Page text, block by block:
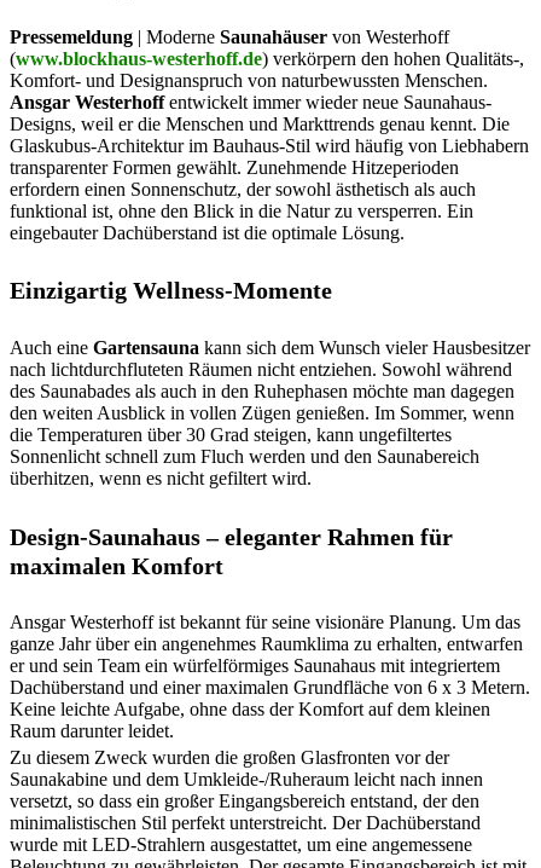
Pressemeldung | Moderne Saunahäuser von Westerhoff
(www.blockhaus-westerhoff.de) verkörpern den hohen Qualitäts-,
Komfort- und Designanspruch von naturbewussten Menschen.
Ansgar Westerhoffentwickelt immer wieder neue Saunahaus-
Designs, weil er die Menschen und Markttrends genau kennt. Die
Glaskubus-Architektur im Bauhaus-Stil wird häufig von Liebhabern
transparenter Formen gewählt. Zunehmende Hitzeperioden
erfordern einen Sonnenschutz, der sowohl ästhetisch als auch
funktional ist, ohne den Blick in die Natur zu versperren. Ein
eingebauter Dachüberstand ist die optimale Lösung.
Einzigartig Wellness-Momente
Auch eine Gartensauna kann sich dem Wunsch vieler Hausbesitzer
nach lichtdurchfluteten Räumen nicht entziehen. Sowohl während
des Saunabades als auch in den Ruhephasen möchte man dagegen
den weiten Ausblick in vollen Zügen genießen. Im Sommer, wenn
die Temperaturen über 30 Grad steigen, kann ungefiltertes
Sonnenlicht schnell zum Fluch werden und den Saunabereich
überhitzen, wenn es nicht gefiltert wird.
Design-Saunahaus – eleganter Rahmen für
maximalen Komfort
Ansgar Westerhoff ist bekannt für seine visionäre Planung. Um das
ganze Jahr über ein angenehmes Raumklima zu erhalten, entwarfen
er und sein Team ein würfelförmiges Saunahaus mit integriertem
Dachüberstand und einer maximalen Grundfläche von 6 x 3 Metern.
Keine leichte Aufgabe, ohne dass der Komfort auf dem kleinen
Raum darunter leidet.
Zu diesem Zweck wurden die großen Glasfronten vor der
Saunakabine und dem Umkleide-/Ruheraum leicht nach innen
versetzt, so dass ein großer Eingangsbereich entstand, der den
minimalistischen Stil perfekt unterstreicht. Der Dachüberstand
wurde mit LED-Strahlern ausgestattet, um eine angemessene